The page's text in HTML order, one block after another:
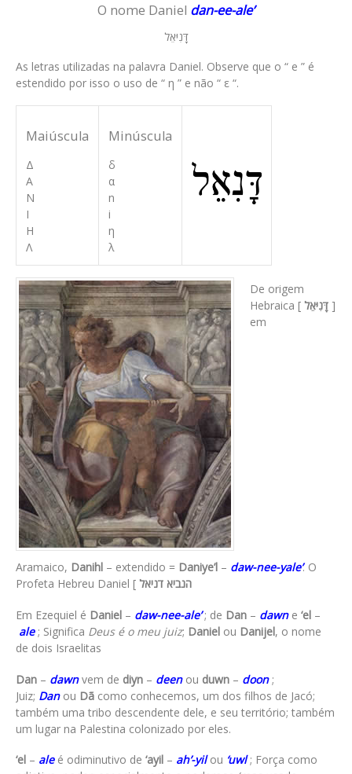
O nome Daniel dan-ee-ale’
דָּנִיּאֵל
As letras utilizadas na palavra Daniel. Observe que o “ e ” é
estendido por isso o uso de “ η ” e não “ ε “.
Maiúscula
Δ
A
N
I
Η
Λ
Minúscula
δ
α
n
i
η
λ
De origem
Hebraica [
]
em
Aramaico, Danihl – extendido = Daniye’l – daw-nee-yale’. O
Profeta Hebreu Daniel [ הנביא דניאל
Em Ezequiel é Daniel – daw-nee-ale’; de Dan – dawne ‘el –
ale; Significa Deus é o meu juiz; Daniel ou Danijel, o nome
de dois Israelitas
Dan – dawnvem de diyn – deenou duwn – doon ;
Juiz; Danou Dã como conhecemos, um dos filhos de Jacó;
também uma tribo descendente dele, e seu território; também
um lugar na Palestina colonizado por eles.
‘el – aleé odiminutivo de ‘ayil – ah’-yilou ‘uwl; Força como